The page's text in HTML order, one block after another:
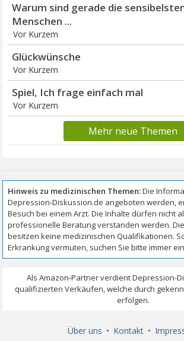
Warum sind gerade die
Menschen ...
Vor Kurzem
Glückwünsche
Vor Kurzem
Spiel, Ich frage einfach mal
Vor Kurzem
Mehr neue Themen
Über uns • Kontakt •